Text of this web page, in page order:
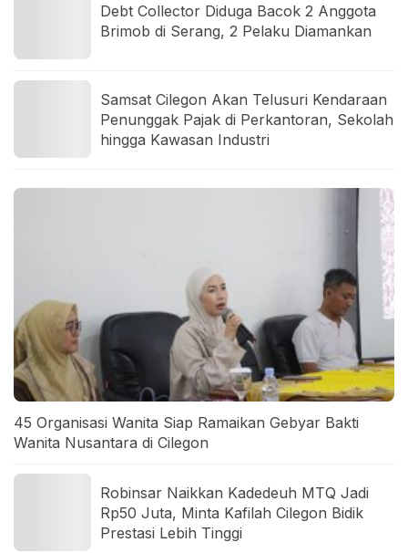
Debt Collector Diduga Bacok 2 Anggota
Brimob di Serang, 2 Pelaku Diamankan
Samsat Cilegon Akan Telusuri Kendaraan
Penunggak Pajak di Perkantoran, Sekolah
hingga Kawasan Industri
45 Organisasi Wanita Siap Ramaikan Gebyar Bakti
Wanita Nusantara di Cilegon
Robinsar Naikkan Kadedeuh MTQ Jadi
Rp50 Juta, Minta Kafilah Cilegon Bidik
Prestasi Lebih Tinggi